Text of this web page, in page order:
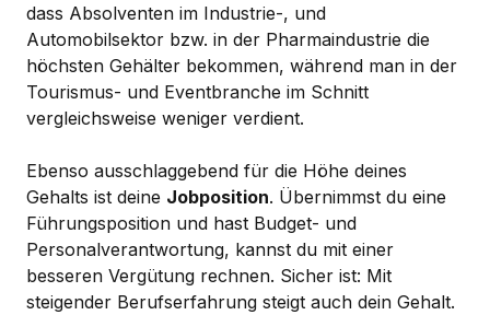
dass Absolventen im Industrie-, und
Automobilsektor bzw. in der Pharmaindustrie die
höchsten Gehälter bekommen, während man in der
Tourismus- und Eventbranche im Schnitt
vergleichsweise weniger verdient.
Ebenso ausschlaggebend für die Höhe deines
Gehalts ist deine Jobposition. Übernimmst du eine
Führungsposition und hast Budget- und
Personalverantwortung, kannst du mit einer
besseren Vergütung rechnen. Sicher ist: Mit
steigender Berufserfahrung steigt auch dein Gehalt.